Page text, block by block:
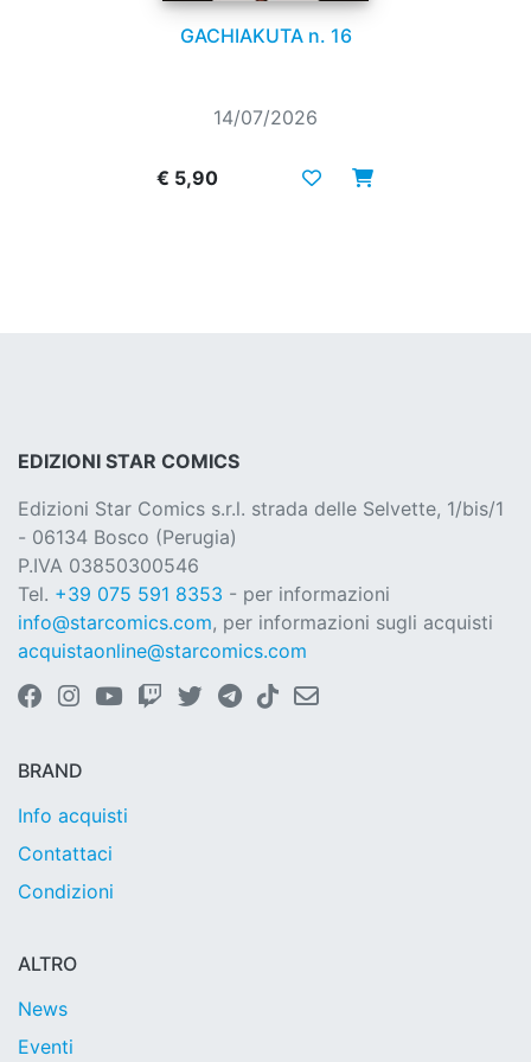
GACHIAKUTA n. 16
14/07/2026
€ 5,90
EDIZIONI STAR COMICS
Edizioni Star Comics s.r.l. strada delle Selvette, 1/bis/1
- 06134 Bosco (Perugia)
P.IVA 03850300546
Tel. +39 075 591 8353 - per informazioni
info@starcomics.com, per informazioni sugli acquisti
acquistaonline@starcomics.com
BRAND
Info acquisti
Contattaci
Condizioni
ALTRO
News
Eventi